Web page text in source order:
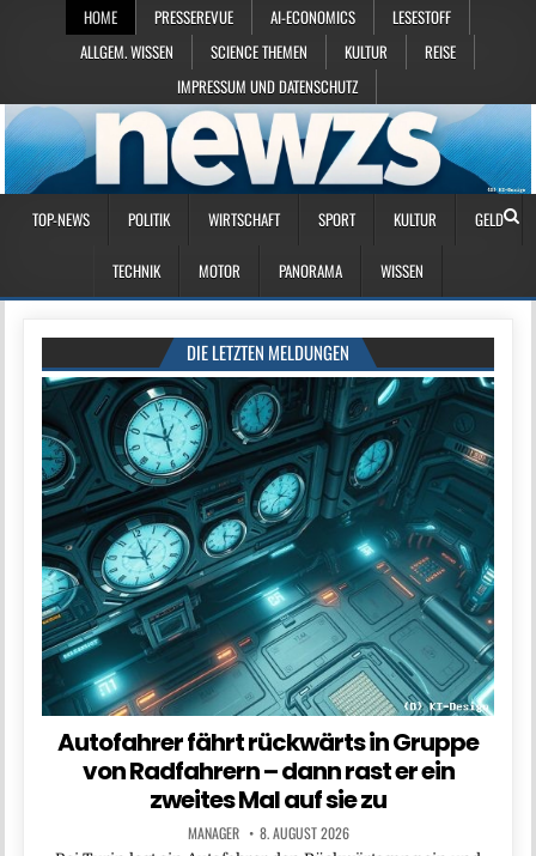
HOME PRESSEREVUE AI-ECONOMICS
LESESTOFF
ALLGEM. WISSEN
SCIENCE THEMEN KULTUR
REISE
IMPRESSUM UND DATENSCHUTZ
TOP-NEWS POLITIK WIRTSCHAFT SPORT KULTUR GELD
TECHNIK MOTOR PANORAMA WISSEN
DIE LETZTEN MELDUNGEN
Autofahrer fährt rückwärts in Gruppe
von Radfahrern – dann rast er ein
zweites Mal auf sie zu
MANAGER 8. AUGUST 2026